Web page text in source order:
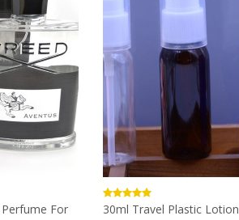
For
30ml Travel Plastic Lotion